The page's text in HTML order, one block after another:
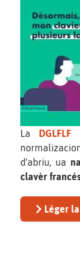
La DGLFLFe
d'abriu, ua
clavèr
Léger